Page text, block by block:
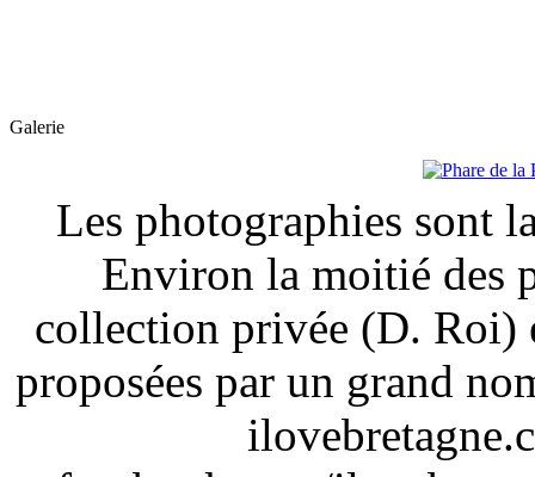
Galerie
Les photographies sont
Environ la moitié des
collection privée (D. Roi)
proposées par un grand